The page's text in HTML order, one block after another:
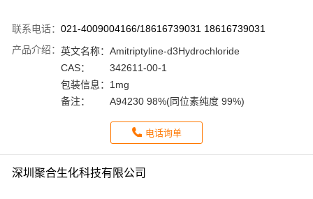
联系电话： 021-4009004166/18616739031 18616739031
产品介绍： 英文名称： Amitriptyline-d3Hydrochloride
CAS：
342611-00-1
包装信息： 1mg
备注：
A94230 98%(同位素纯度 99%)
电话询单
深圳聚合生化科技有限公司